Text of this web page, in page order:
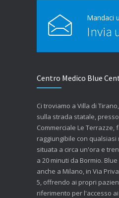
Mandaci
Invia
Centro Medico Blue
Ci troviamo a Villa di
sulla strada statale,
Commerciale Le Terrazze,
raggiungibile con qualsiasi
situata a circa un'ora e
a 20 minuti da Bormio.
anche a Milano, in Via
5, offrendo ai propri
riferimento per l'accesso